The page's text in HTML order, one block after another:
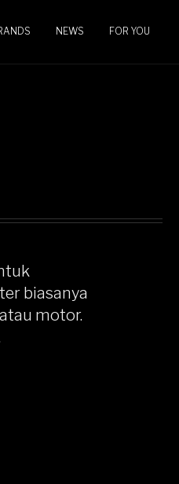
NEWS FOR YOU
biasanya
motor.